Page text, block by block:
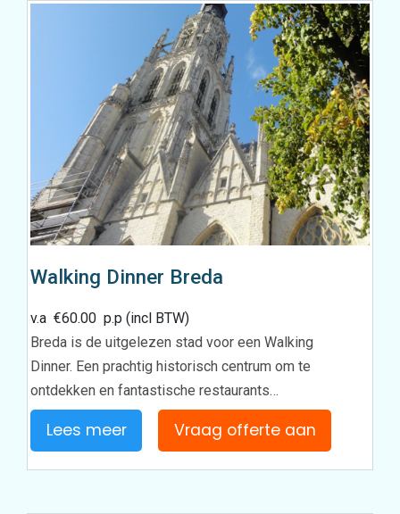
Walking Dinner Breda
v.a€60.00 p.p (incl BTW)
Breda is de uitgelezen stad voor een Walking
Dinner. Een prachtig historisch centrum om te
ontdekken en fantastische restaurants…
Lees meer Vraag offerte aan